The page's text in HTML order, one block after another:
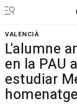
VALENCIÀ
L'alumne
en la PAU
estudiar